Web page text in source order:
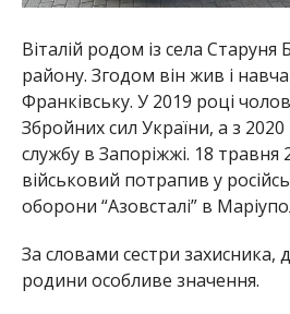
Віталій родом із села
району. Згодом він жив і
Франківську. У 2019 році
Збройних сил України, а з
службу в Запоріжжі. 18 травня
військовий потрапив у
оборони “Азовсталі” в
За словами сестри захисника,
родини особливе значення.